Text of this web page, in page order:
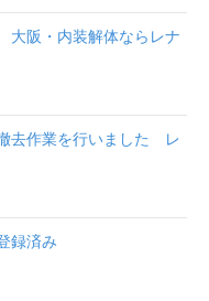
阪・内装解体ならレナ
去作業を行いました レ
録済み